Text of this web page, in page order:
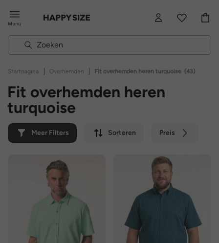
Menu
Startpagina | Overhemden | Fit overhemden heren turquoise (43)
Fit overhemden heren
turquoise
Meer Filters Sorteren Preis